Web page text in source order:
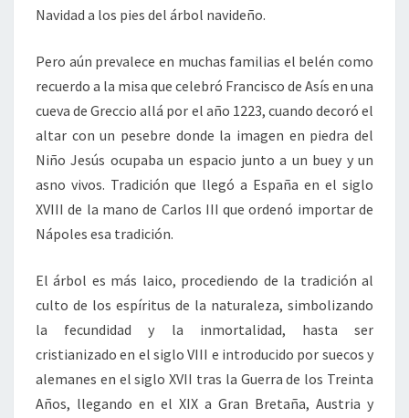
Navidad a los pies del árbol navideño.
Pero aún prevalece en muchas familias el belén como
recuerdo a la misa que celebró Francisco de Asís en una
cueva de Greccio allá por el año 1223, cuando decoró el
altar con un pesebre donde la imagen en piedra del
Niño Jesús ocupaba un espacio junto a un buey y un
asno vivos. Tradición que llegó a España en el siglo
XVIII de la mano de Carlos III que ordenó importar de
Nápoles esa tradición.
El árbol es más laico, procediendo de la tradición al
culto de los espíritus de la naturaleza, simbolizando
la fecundidad y la inmortalidad, hasta ser
cristianizado en el siglo VIII e introducido por suecos y
alemanes en el siglo XVII tras la Guerra de los Treinta
Años, llegando en el XIX a Gran Bretaña, Austria y